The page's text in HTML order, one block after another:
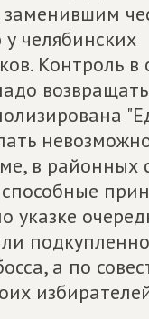
челябинских
Контроль в
в районных
указке
а по